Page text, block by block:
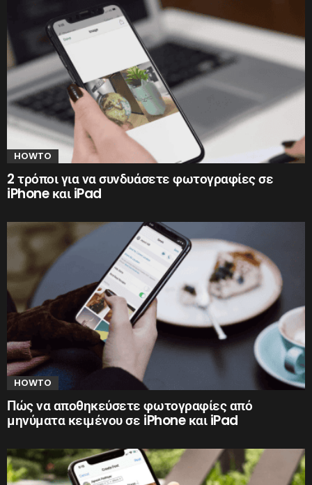
HOWTO
2 τρόποι για να συνδυάσετε φωτογραφίες σε
iPhone και iPad
HOWTO
Πώς να αποθηκεύσετε φωτογραφίες από
μηνύματα κειμένου σε iPhone και iPad